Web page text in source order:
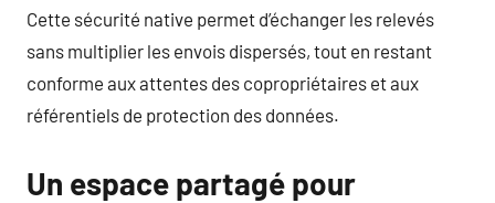
Cette sécurité native permet d’échanger les relevés
sans multiplier les envois dispersés, tout en restant
conforme aux attentes des copropriétaires et aux
référentiels de protection des données.
Un espace partagé pour